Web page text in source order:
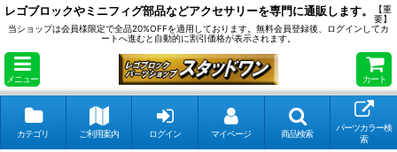
レゴブロックやミニフィグ部品などアクセサリーを専門に通販します。
【重
要】
当ショップは会員様限定で全品20%OFFを適用しております。無料会員登録後、ログインしてカ
ートへ進むと自動的に割引価格が表示されます。
メニュー カート
カテゴリ ご利用案内 ログイン マイページ 商品検索
パーツカラー検
索